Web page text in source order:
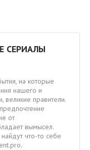
СЕРИАЛЫ
на которые
нашего и
великие правители.
от
вымысел.
что-то себе